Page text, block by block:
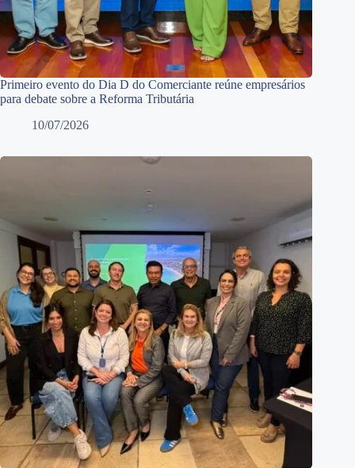
Primeiro evento do Dia D do Comerciante reúne empresários
para debate sobre a Reforma Tributária
10/07/2026